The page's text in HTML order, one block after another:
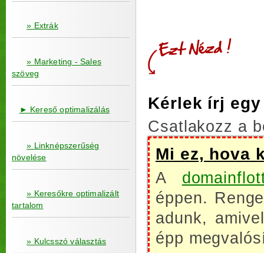
» Extrák
» Marketing - Sales
szöveg
► Kereső optimalizálás
» Linknépszerűség
növelése
» Keresőkre optimalizált
tartalom
» Kulcsszó választás
Kérlek írj
Csatlakozz a
Mi ez, hova
A
éppen.
adunk,
épp